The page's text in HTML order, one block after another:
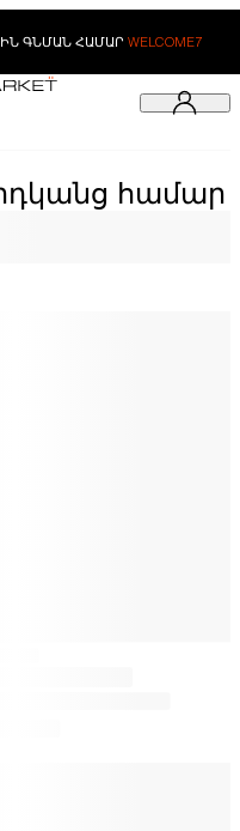
ԳՆՄԱՆ ՀԱՄԱՐ WELCOME7
համար